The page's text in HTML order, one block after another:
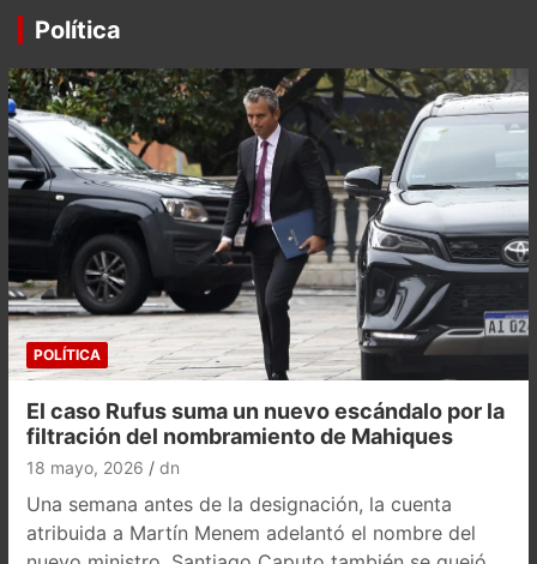
Política
POLÍTICA
El caso Rufus suma un nuevo escándalo por la
filtración del nombramiento de Mahiques
18 mayo, 2026 dn
Una semana antes de la designación, la cuenta
atribuida a Martín Menem adelantó el nombre del